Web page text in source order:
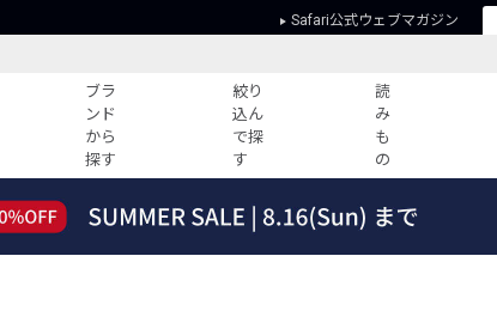
Safari公式ウェブマガジン
ブラ
ンド
から
探す
絞り
込ん
で探
す
読
み
も
の
すべての記事